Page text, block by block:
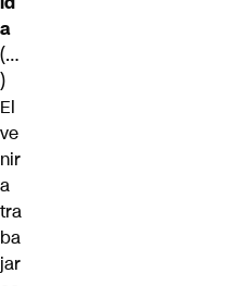
a
(…
)
El
ve
nir
a
tra
ba
jar